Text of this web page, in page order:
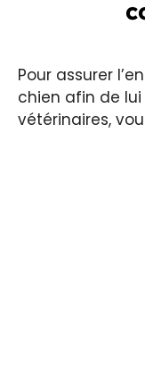
Pour assurer
chien afin de
vétérinaires,